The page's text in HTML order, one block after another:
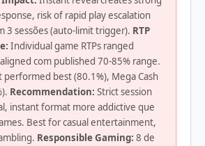
risk of rapid play escalation
3 sessões (auto-limit trigger). RTP
Individual game RTPs ranged
com published 70-85% range.
performed best (80.1%), Mega Cash
Recommendation: Strict session
instant format more addictive que
Best for casual entertainment,
Responsible Gaming: 8 de